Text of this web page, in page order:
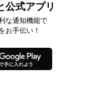
公式アプリ
な通知機能で
お手伝い！